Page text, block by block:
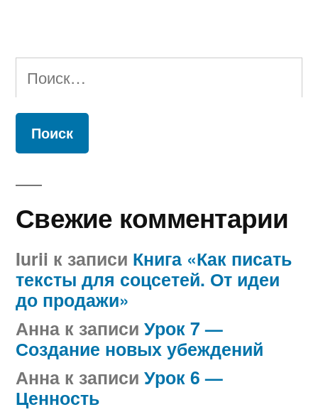
Найти:
Свежие комментарии
Iurii к записи Книга «Как писать
тексты для соцсетей. От идеи
до продажи»
Анна к записи Урок 7 —
Создание новых убеждений
Анна к записи Урок 6 —
Ценность